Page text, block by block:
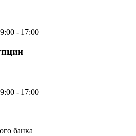
- 17:00
- 17:00
банка